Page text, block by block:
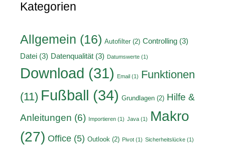
Kategorien
Allgemein (16) Autofilter (2) Controlling (3)
Datei (3) Datenqualität (3) Datumswerte (1)
Download (31) Email (1) Funktionen
(11) Fußball (34) Grundlagen (2) Hilfe &
Anleitungen (6) Importieren (1) Java (1)
Makro
(27) Office (5) Outlook (2) Pivot (1) Sicherheitslücke (1)